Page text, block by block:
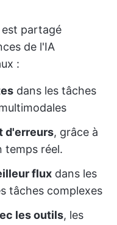
est partagé
de l'IA
:
dans les tâches
d'erreurs, grâce à
temps réel.
flux dans les
tâches complexes
les outils, les